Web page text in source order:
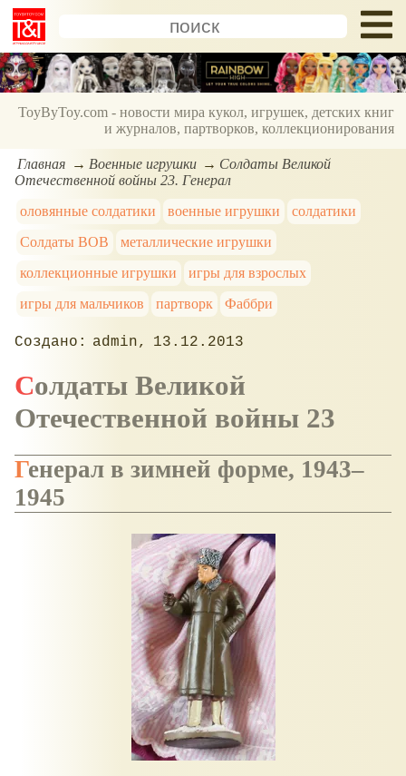
ToyByToy.com - новости мира кукол, игрушек, детских книг
и журналов, партворков, коллекционирования
Главная Военные игрушки
Солдаты Великой
Отечественной войны 23. Генерал
оловянные солдатики
военные игрушки
солдатики
Солдаты ВОВ
металлические игрушки
коллекционные игрушки
игры для взрослых
игры для мальчиков
партворк Фаббри
admin 13.12.2013
Солдаты Великой
Отечественной войны 23
Генерал в зимней форме, 1943–
1945